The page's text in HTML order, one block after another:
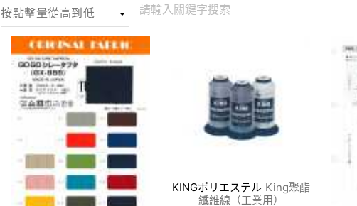
請輸入關鍵字搜索
KINGポリエステル King聚酯
纖維線（工業用）